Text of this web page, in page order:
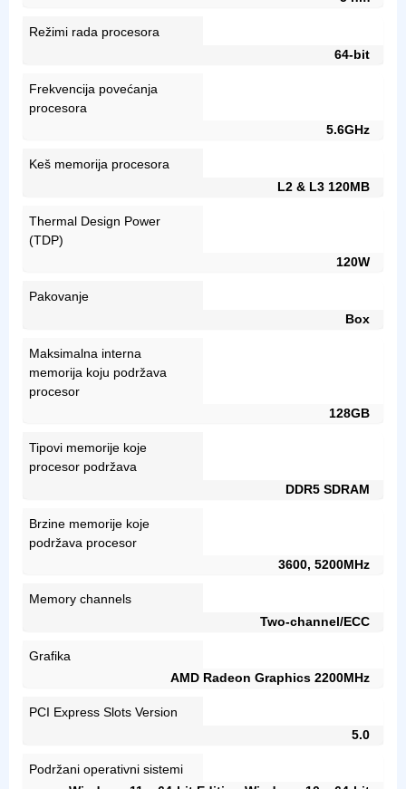
Režimi rada procesora
64-bit
Frekvencija povećanja
procesora
5.6GHz
Keš memorija procesora
L2 & L3 120MB
Thermal Design Power
(TDP)
120W
Pakovanje
Box
Maksimalna interna
memorija koju podržava
procesor
128GB
Tipovi memorije koje
procesor podržava
DDR5 SDRAM
Brzine memorije koje
podržava procesor
3600, 5200MHz
Memory channels
Two-channel/ECC
Grafika
AMD Radeon Graphics 2200MHz
PCI Express Slots Version
5.0
Podržani operativni sistemi